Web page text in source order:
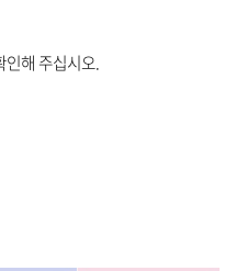
인해 주십시오.